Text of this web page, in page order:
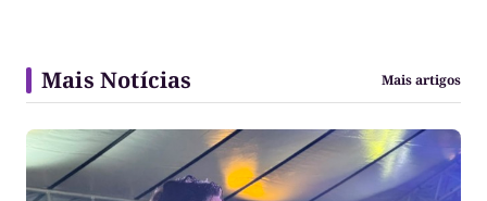
Mais Notícias Mais artigos